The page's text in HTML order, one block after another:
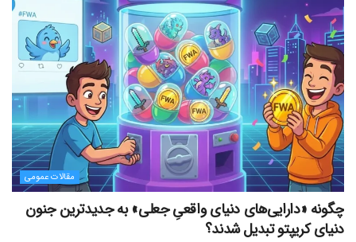
مقالات عمومی
چگونه «دارایی‌های دنیای واقعیِ جعلی» به جدیدترین جنون
دنیای کریپتو تبدیل شدند؟